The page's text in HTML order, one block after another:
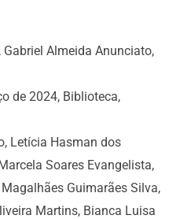
Almeida Anunciato,
de 2024, Biblioteca,
Letícia Hasman dos
Soares Evangelista,
Guimarães Silva,
Martins, Bianca Luisa